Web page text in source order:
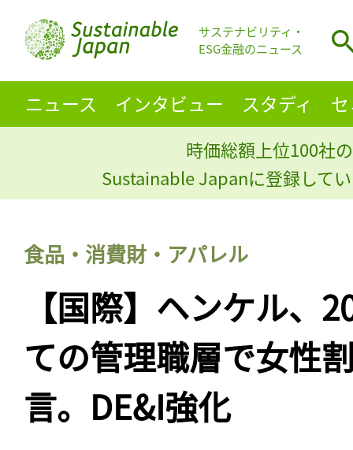
サステナビリティ・
ESG金融のニュース
ニュース インタビュー スタディ
時価総額上位100社
Sustainable Japanに登録して
食品・消費財・アパレル
【国際】ヘンケル、
ての管理職層で女性
言。DE&I強化